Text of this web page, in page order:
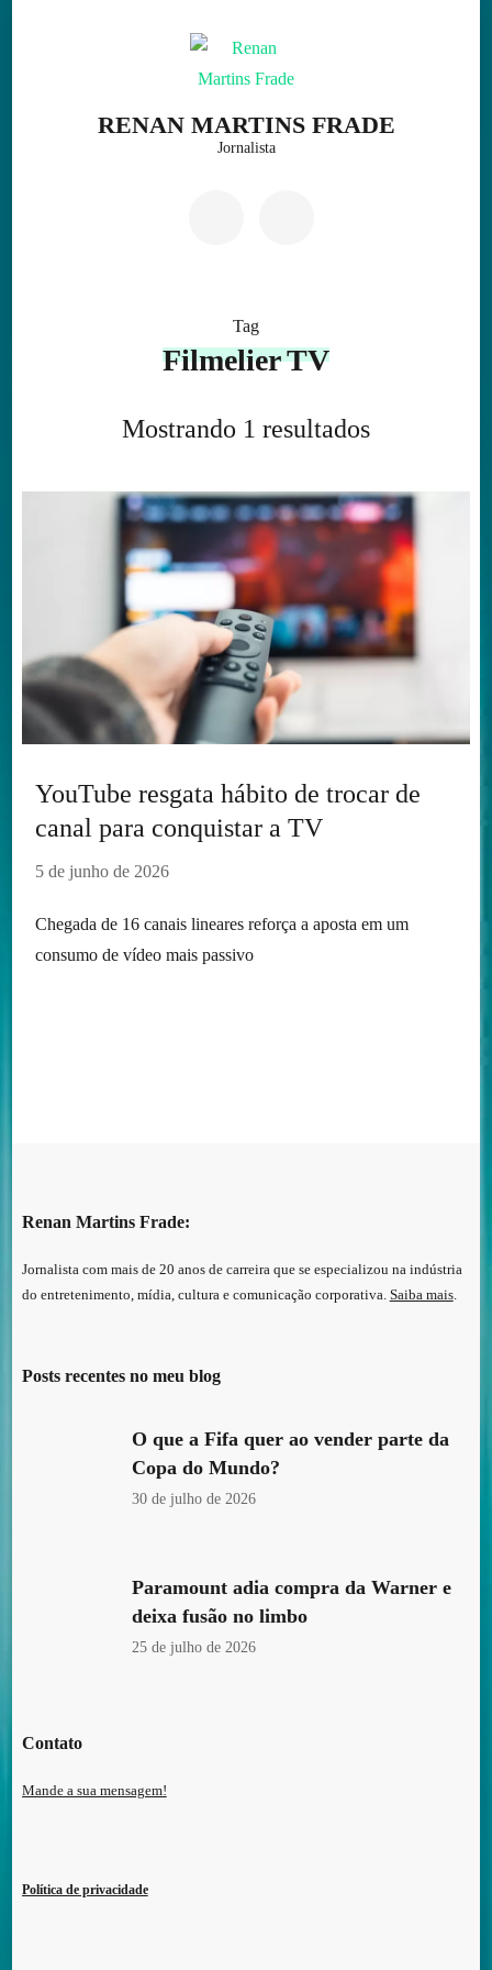
RENAN MARTINS FRADE
Jornalista
Tag
Filmelier TV
Mostrando 1 resultados
YouTube resgata hábito de trocar de
canal para conquistar a TV
5 de junho de 2026
Chegada de 16 canais lineares reforça a aposta em um
consumo de vídeo mais passivo
Renan Martins Frade:
Jornalista com mais de 20 anos de carreira que se especializou na indústria
do entretenimento, mídia, cultura e comunicação corporativa. Saiba mais.
Posts recentes no meu blog
O que a Fifa quer ao vender parte da
Copa do Mundo?
30 de julho de 2026
Paramount adia compra da Warner e
deixa fusão no limbo
25 de julho de 2026
Contato
Mande a sua mensagem!
Política de privacidade